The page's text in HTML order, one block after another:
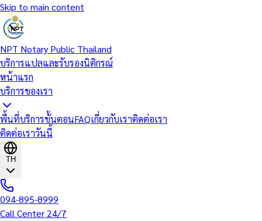
Skip to main content
NPT Notary Public Thailand
บริการแปลและรับรองนิติกรณ์
หน้าแรก
บริการของเรา
พื้นที่บริการขั้นตอนFAQเกี่ยวกับเราติดต่อเรา
ติดต่อเราวันนี้
TH
094-895-8999
Call Center 24/7